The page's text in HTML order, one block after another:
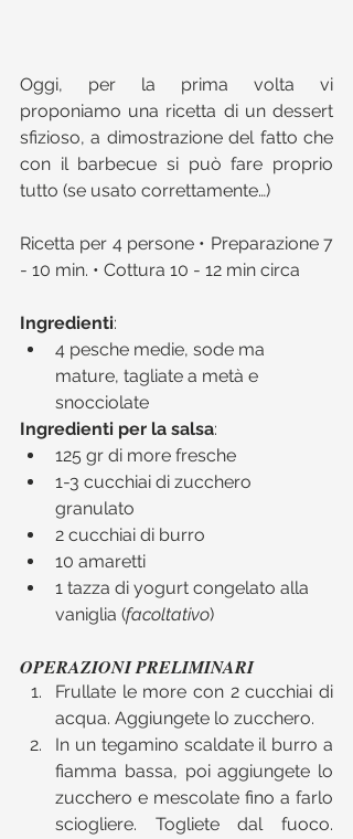
Oggi, per la prima volta vi
proponiamo una ricetta di un dessert
sfizioso, a dimostrazione del fatto che
con il barbecue si può fare proprio
tutto (se usato correttamente…)
Ricetta per 4 persone • Preparazione 7
- 10 min. • Cottura 10 - 12 min circa
Ingredienti:​
4 pesche medie, sode ma
mature, tagliate a metà e
snocciolate
Ingredienti per la salsa:​
125 gr di more fresche
1-3 cucchiai di zucchero
granulato
2 cucchiai di burro
10 amaretti
1 tazza di yogurt congelato alla
vaniglia (facoltativo)
OPERAZIONI PRELIMINARI
Frullate le more con 2 cucchiai di
acqua. Aggiungete lo zucchero.
In un tegamino scaldate il burro a
fiamma bassa, poi aggiungete lo
zucchero e mescolate fino a farlo
sciogliere. Togliete dal fuoco.